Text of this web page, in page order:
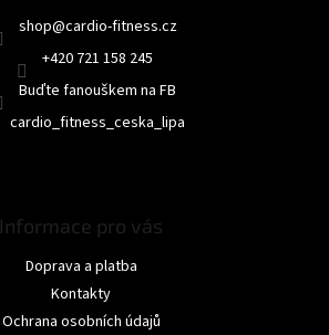
shop@cardio-fitness.cz
+420 721 158 245
Buďte fanouškem na FB
cardio_fitness_ceska_lipa
Informace pro vás
Doprava a platba
Kontakty
Ochrana osobních údajů